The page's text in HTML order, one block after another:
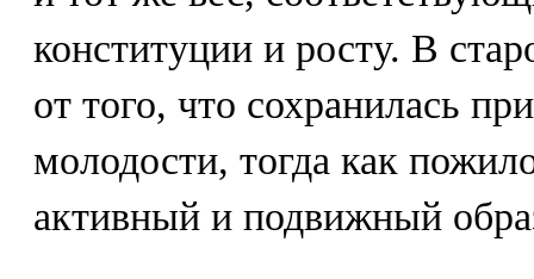
конституции и росту. В
от того, что сохранилась
молодости, тогда как
активный и подвижный